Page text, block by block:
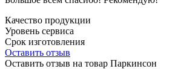
Качество продукции
Уровень сервиса
Срок изготовления
Оставить отзыв
Оставить отзыв на товар Паркинсон